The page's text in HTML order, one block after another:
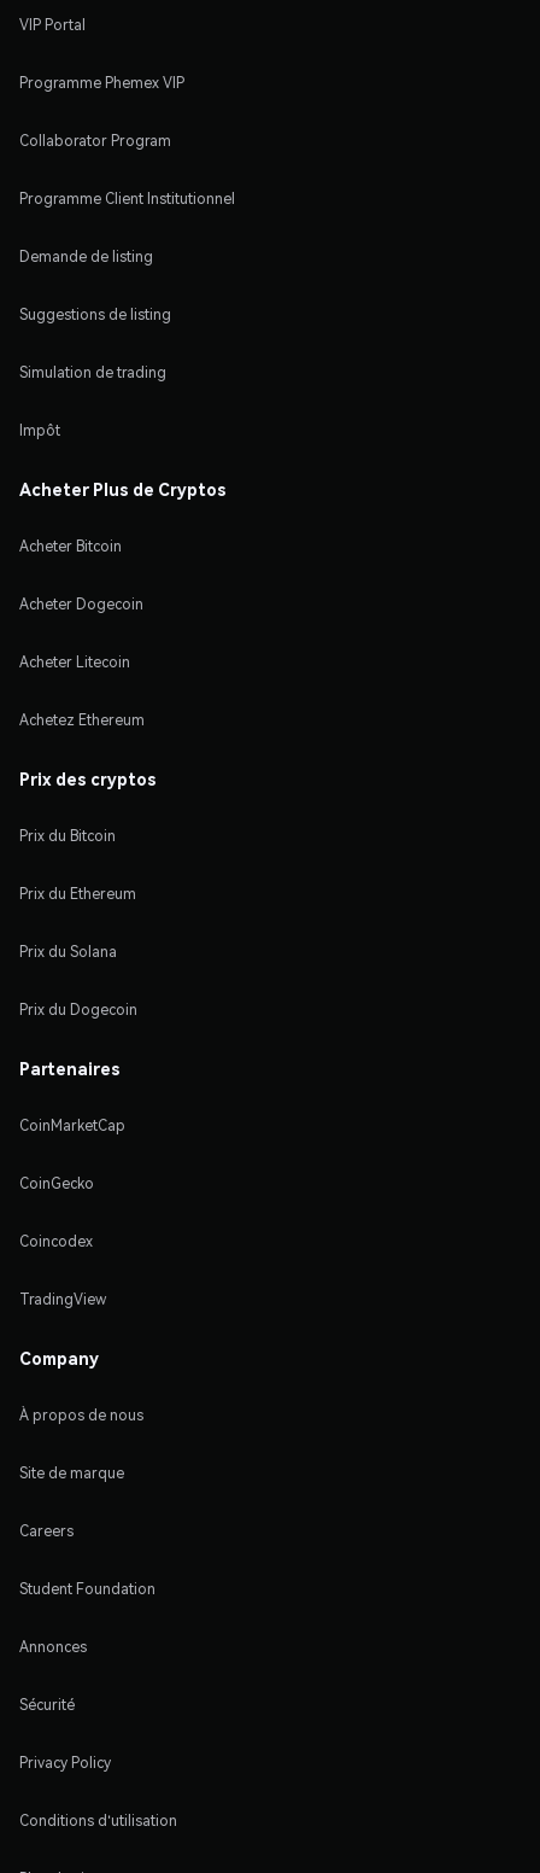
VIP Portal
Programme Phemex VIP
Collaborator Program
Programme Client Institutionnel
Demande de listing
Suggestions de listing
Simulation de trading
Impôt
Acheter Plus de Cryptos
Acheter Bitcoin
Acheter Dogecoin
Acheter Litecoin
Achetez Ethereum
Prix des cryptos
Prix du Bitcoin
Prix du Ethereum
Prix du Solana
Prix du Dogecoin
Partenaires
CoinMarketCap
CoinGecko
Coincodex
TradingView
Company
À propos de nous
Site de marque
Careers
Student Foundation
Annonces
Sécurité
Privacy Policy
Conditions d'utilisation